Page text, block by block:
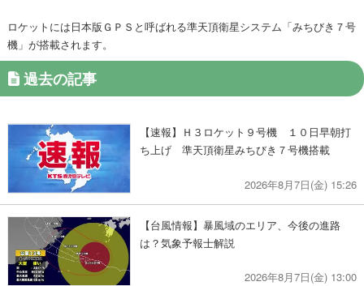
ロケットには日本版ＧＰＳと呼ばれる準天頂衛星システム「みちびき７号
機」が搭載されます。
過去の記事
【速報】Ｈ３ロケット９号機 １０日早朝打
ち上げ 準天頂衛星みちびき７号機搭載
2026年8月7日(金) 15:26
【台風情報】暴風域のエリア、今後の進路
は？気象予報士解説
2026年8月7日(金) 13:00